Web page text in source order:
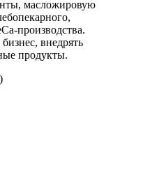
масложировую
производства.
внедрять
продукты.